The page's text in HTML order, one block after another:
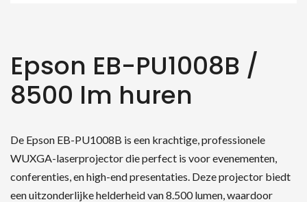
Epson EB-PU1008B /
8500 lm huren
De Epson EB-PU1008B is een krachtige, professionele
WUXGA-laserprojector die perfect is voor evenementen,
conferenties, en high-end presentaties. Deze projector biedt
een uitzonderlijke helderheid van 8.500 lumen, waardoor